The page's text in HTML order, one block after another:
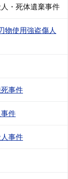
・死体遺棄事件
物使用強盗傷人
事件
件
事件